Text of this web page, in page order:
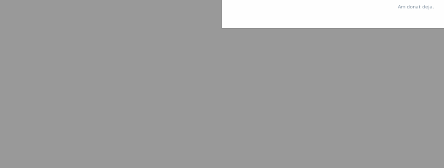
Hosterion
Am donat deja.